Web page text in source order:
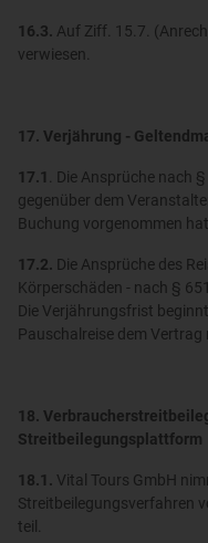
16.3. Auf Ziff. 15.7.
verwiesen.
17. Verjährung -
17.1
. Die Ansprüche nach
gegenüber dem
Buchung vorgenommen
17.2. Die Ansprüche des
Körperschäden - nach §
Die Verjährungsfrist
Pauschalreise dem Vertrag
18.
Streitbeilegungsplattform
18.1. Vital Tours GmbH
Streitbeilegungsverfahren
teil.